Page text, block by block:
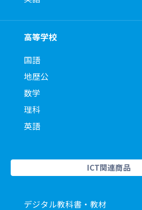
高等学校
国語
地歴公
数学
理科
英語
ICT関連商品
デジタル教科書・教材